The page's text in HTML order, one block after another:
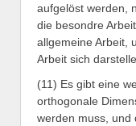
aufgelöst werden,
die besondre
allgemeine Arbeit,
Arbeit sich
(11) Es gibt eine
orthogonale
werden muss, und